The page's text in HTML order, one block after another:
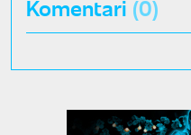
Komentari (0)